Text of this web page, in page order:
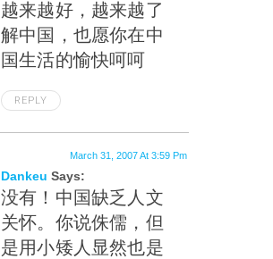
越来越好，越来越了
解中国，也愿你在中
国生活的愉快呵呵
REPLY
Dankeu Says:
March 31, 2007 At 3:59 Pm
没有！中国缺乏人文
关怀。你说侏儒，但
是用小矮人显然也是